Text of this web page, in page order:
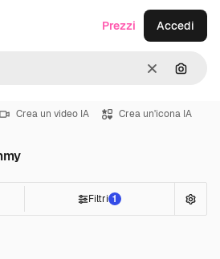
CancellaCerca
Prezzi Accedi
Crea un video IA Crea un'icona IA
Filtri 1